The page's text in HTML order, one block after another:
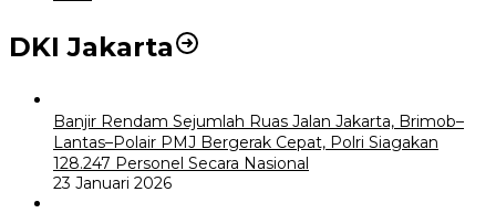
DKI Jakarta
Banjir Rendam Sejumlah Ruas Jalan Jakarta, Brimob–
Lantas–Polair PMJ Bergerak Cepat, Polri Siagakan
128.247 Personel Secara Nasional
23 Januari 2026